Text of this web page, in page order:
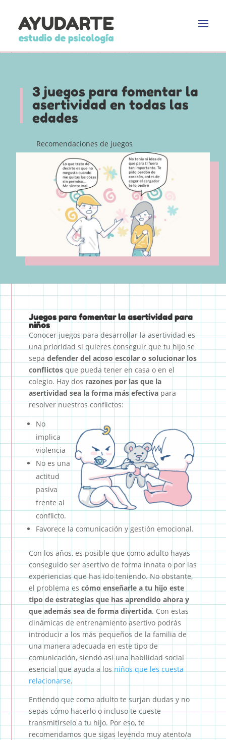
3 juegos para fomentar la
asertividad en todas las
edades
Recomendaciones de juegos
Juegos para fomentar la asertividad para
niños
Conocer juegos para desarrollar la asertividad es
una prioridad si quieres conseguir que tu hijo se
sepa defender del acoso escolar o solucionar los
conflictosque pueda tener en casa o en el
colegio. Hay dos razones por las que la
asertividad sea la forma más efectiva para
resolver nuestros conflictos:
No
implica
violencia
No es una
actitud
pasiva
frente al
conflicto.
Favorece la comunicación y gestión emocional.
Con los años, es posible que como adulto hayas
conseguido ser asertivo de forma innata o por las
experiencias que has ido teniendo. No obstante,
el problema es cómo enseñarle a tu hijo este
tipo de estrategias que has aprendido ahora y
que además sea de forma divertida. Con estas
dinámicas de entrenamiento asertivo podrás
introducir a los más pequeños de la familia de
una manera adecuada en este tipo de
comunicación, siendo así una habilidad social
esencial que ayuda a losniños que les cuesta
relacionarse.
Entiendo que como adulto te surjan dudas y no
sepas cómo hacerlo o incluso te cueste
transmitírselo a tu hijo. Por eso, te
recomendamos que sigas leyendo muy atento/a